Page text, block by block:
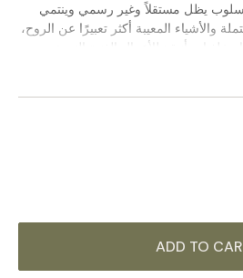
يظل مستقلاً وغير رسمي وينتمي
والأشياء المعيبة أكثر تعبيرًا عن الروح،
ADD TO